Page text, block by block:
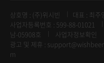
상호명 : (주)위시빈 대표 : 최주
사업자등록번호 : 599-88-01021
남-05908호
사업자정보확인
광고 및 제휴 :
m